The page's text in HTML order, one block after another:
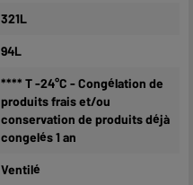
321L
94L
**** T -24°C - Congélation de
produits frais et/ou
conservation de produits déjà
congelés 1 an
Ventilé